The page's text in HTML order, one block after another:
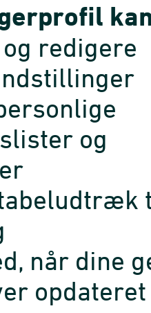
redigere
og
når dine
opdateret